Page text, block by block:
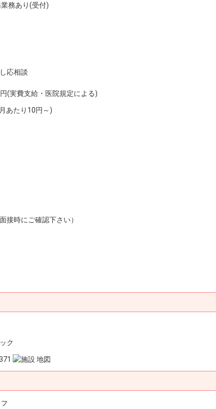
務あり(受付)
応相談
(実費支給・医院規定による)
あたり10円～)
接時にご確認下さい）
ク